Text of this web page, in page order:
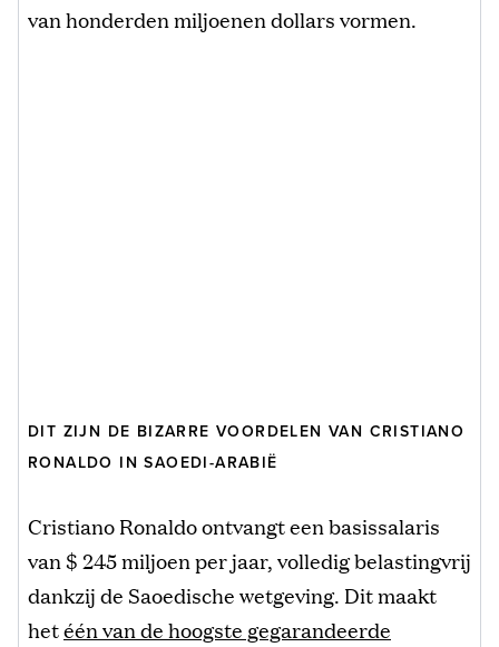
van honderden miljoenen dollars vormen.
DIT ZIJN DE BIZARRE VOORDELEN VAN CRISTIANO
RONALDO IN SAOEDI-ARABIË
Cristiano Ronaldo ontvangt een basissalaris
van $ 245 miljoen per jaar, volledig belastingvrij
dankzij de Saoedische wetgeving. Dit maakt
hetéén van de hoogste gegarandeerde